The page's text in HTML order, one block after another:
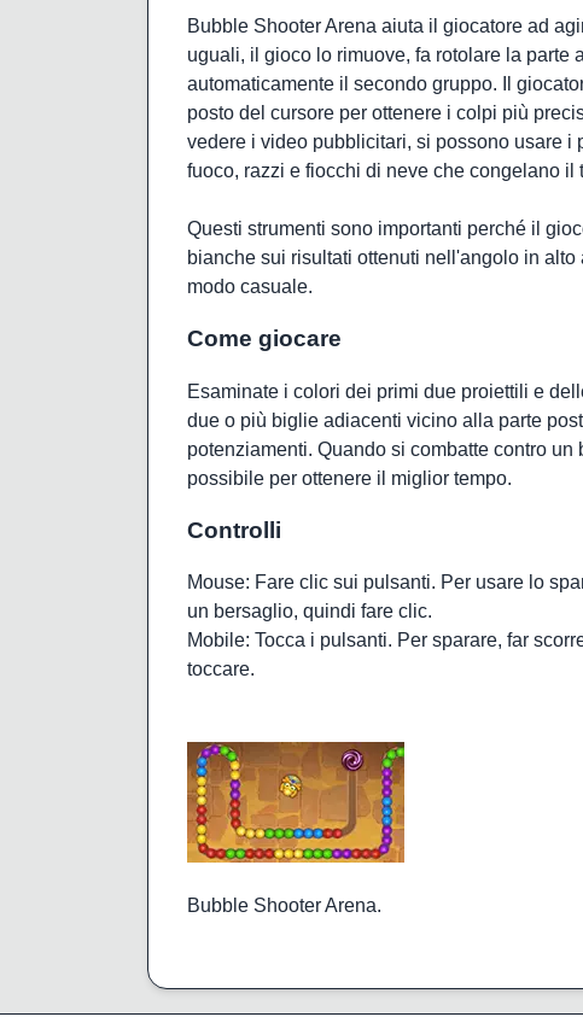
Bubble Shooter Arena aiuta il giocatore ad
uguali, il gioco lo rimuove, fa rotolare la parte
automaticamente il secondo gruppo. Il
posto del cursore per ottenere i colpi più
vedere i video pubblicitari, si possono usare
fuoco, razzi e fiocchi di neve che congelano il
Questi strumenti sono importanti perché il
bianche sui risultati ottenuti nell'angolo in
modo casuale.
Come giocare
Esaminate i colori dei primi due proiettili e
due o più biglie adiacenti vicino alla parte
potenziamenti. Quando si combatte contro
possibile per ottenere il miglior tempo.
Controlli
Mouse: Fare clic sui pulsanti. Per usare lo
un bersaglio, quindi fare clic.
Mobile: Tocca i pulsanti. Per sparare, far
toccare.
Bubble Shooter Arena.